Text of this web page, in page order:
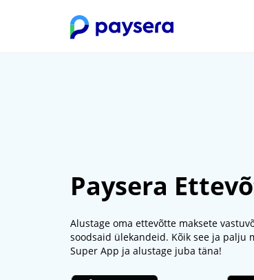
Paysera
Alustage oma ettevõtte maksete
soodsaid ülekandeid. Kõik see ja palju
Super App ja alustage juba täna!